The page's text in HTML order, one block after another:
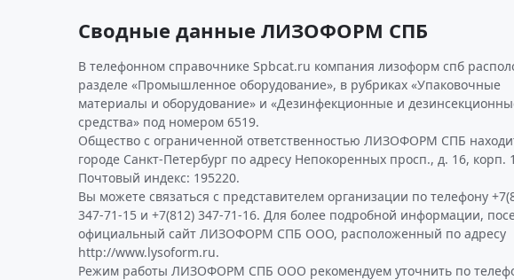
Сводные данные ЛИЗОФОРМ СПБ
В телефонном справочнике Spbcat.ru компания лизоформ спб
разделе «Промышленное оборудование», в рубриках «Упаковочные
материалы и оборудование» и «Дезинфекционные и
средства» под номером 6519.
Общество с ограниченной ответственностью ЛИЗОФОРМ СПБ
городе Санкт-Петербург по адресу Непокоренных просп., д. 16, корп.
Почтовый индекс: 195220.
Вы можете связаться с представителем организации по телефону
347-71-15 и +7(812) 347-71-16. Для более подробной информации,
официальный сайт ЛИЗОФОРМ СПБ ООО, расположенный по адресу
http://www.lysoform.ru.
Режим работы ЛИЗОФОРМ СПБ ООО рекомендуем уточнить по